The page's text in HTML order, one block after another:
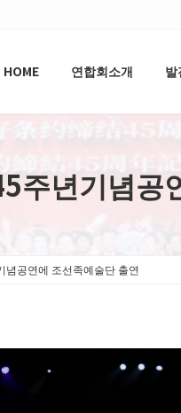
HOME 연합회소개 발
주년기념공
념공연에 조선족예술단 출연